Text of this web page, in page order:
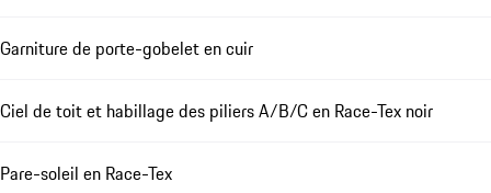
Garniture de porte-gobelet en cuir
Ciel de toit et habillage des piliers A/B/C en Race-Tex noir
Pare-soleil en Race-Tex